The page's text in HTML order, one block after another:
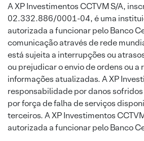
A XP Investimentos CCTVM S/A,
02.332.886/0001-04, é uma
autorizada a funcionar pelo Banco
comunicação através de rede
está sujeita a interrupções ou
ou prejudicar o envio de ordens ou a
informações atualizadas. A XP
responsabilidade por danos
por força de falha de serviços
terceiros. A XP Investimentos
autorizada a funcionar pelo Banco